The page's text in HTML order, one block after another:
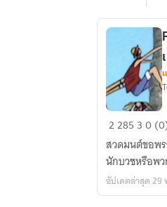
FIC
PIECE
|
ได้
2285 30
สวดมนต์ขอพ
นักบวชหรือพ
อัปเดตล่าสุด 29